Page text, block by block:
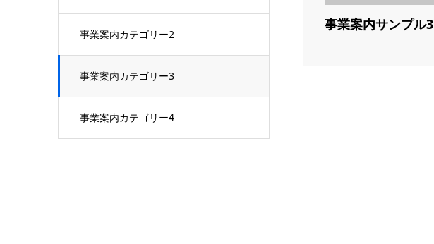
事業案内カテゴリー2
事業案内カテゴリー3
事業案内カテゴリー4
事業案内サンプル3